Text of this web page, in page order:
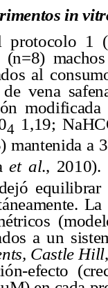
in
protocolo 1 (
al
vena
4 1,19;
mantenida a
et al., 2010).
a un
Castle Hill
efecto